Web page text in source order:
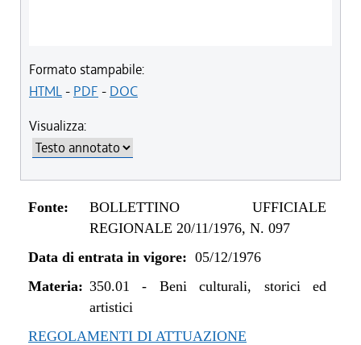
Formato stampabile:
HTML- PDF - DOC
Visualizza:
Fonte:
BOLLETTINO UFFICIALE
REGIONALE 20/11/1976, N. 097
Data di entrata in vigore: 05/12/1976
Materia: 350.01 - Beni culturali, storici ed
artistici
REGOLAMENTI DI ATTUAZIONE